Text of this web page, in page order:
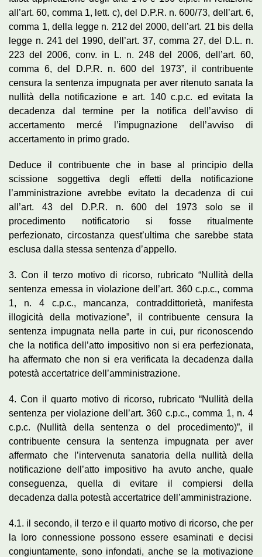
all’art. 60, comma 1, lett. c), del D.P.R. n. 600/73, dell’art. 6,
comma 1, della legge n. 212 del 2000, dell’art. 21 bis della
legge n. 241 del 1990, dell’art. 37, comma 27, del D.L. n.
223 del 2006, conv. in L. n. 248 del 2006, dell’art. 60,
comma 6, del D.P.R. n. 600 del 1973”, il contribuente
censura la sentenza impugnata per aver ritenuto sanata la
nullità della notificazione e art. 140 c.p.c. ed evitata la
decadenza dal termine per la notifica dell’avviso di
accertamento mercé l’impugnazione dell’avviso di
accertamento in primo grado.
Deduce il contribuente che in base al principio della
scissione soggettiva degli effetti della notificazione
l’amministrazione avrebbe evitato la decadenza di cui
all’art. 43 del D.P.R. n. 600 del 1973 solo se il
procedimento notificatorio si fosse ritualmente
perfezionato, circostanza quest’ultima che sarebbe stata
esclusa dalla stessa sentenza d’appello.
3. Con il terzo motivo di ricorso, rubricato “Nullità della
sentenza emessa in violazione dell’art. 360 c.p.c., comma
1, n. 4 c.p.c., mancanza, contraddittorietà, manifesta
illogicità della motivazione”, il contribuente censura la
sentenza impugnata nella parte in cui, pur riconoscendo
che la notifica dell’atto impositivo non si era perfezionata,
ha affermato che non si era verificata la decadenza dalla
potestà accertatrice dell’amministrazione.
4. Con il quarto motivo di ricorso, rubricato “Nullità della
sentenza per violazione dell’art. 360 c.p.c., comma 1, n. 4
c.p.c. (Nullità della sentenza o del procedimento)”, il
contribuente censura la sentenza impugnata per aver
affermato che l’intervenuta sanatoria della nullità della
notificazione dell’atto impositivo ha avuto anche, quale
conseguenza, quella di evitare il compiersi della
decadenza dalla potestà accertatrice dell’amministrazione.
4.1. il secondo, il terzo e il quarto motivo di ricorso, che per
la loro connessione possono essere esaminati e decisi
congiuntamente, sono infondati, anche se la motivazione